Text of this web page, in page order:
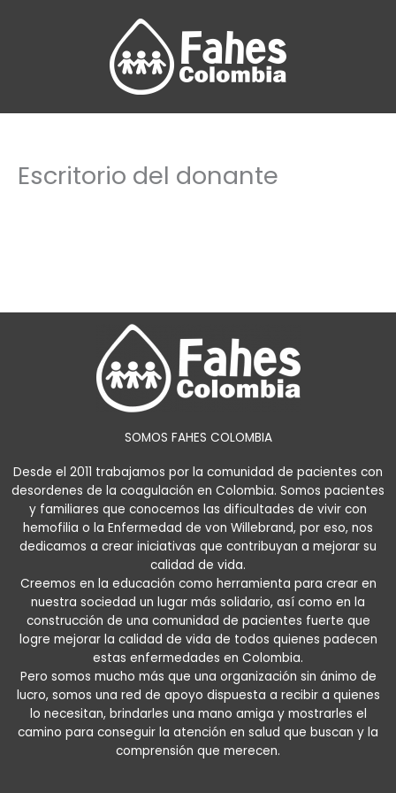
Escritorio del donante
SOMOS FAHES COLOMBIA
Desde el 2011 trabajamos por la comunidad de pacientes con
desordenes de la coagulación en Colombia. Somos pacientes
y familiares que conocemos las dificultades de vivir con
hemofilia o la Enfermedad de von Willebrand, por eso, nos
dedicamos a crear iniciativas que contribuyan a mejorar su
calidad de vida.
Creemos en la educación como herramienta para crear en
nuestra sociedad un lugar más solidario, así como en la
construcción de una comunidad de pacientes fuerte que
logre mejorar la calidad de vida de todos quienes padecen
estas enfermedades en Colombia.
Pero somos mucho más que una organización sin ánimo de
lucro, somos una red de apoyo dispuesta a recibir a quienes
lo necesitan, brindarles una mano amiga y mostrarles el
camino para conseguir la atención en salud que buscan y la
comprensión que merecen.